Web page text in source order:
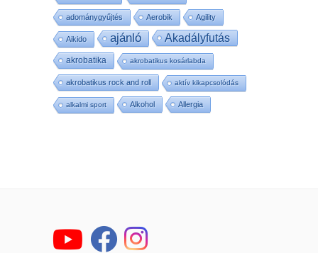
adománygyűjtés Aerobik Agility
Aikido ajánló Akadályfutás
akrobatika akrobatikus kosárlabda
akrobatikus rock and roll aktív kikapcsolódás
alkalmi sport Alkohol Allergia